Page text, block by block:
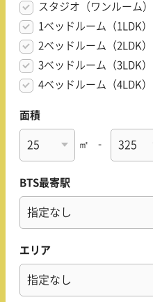
スタジオ（ワンルーム）
1ベッドルーム（1LDK）
2ベッドルーム（2LDK）
3ベッドルーム（3LDK）
4ベッドルーム（4LDK）
面積
㎡ -
BTS最寄駅
エリア